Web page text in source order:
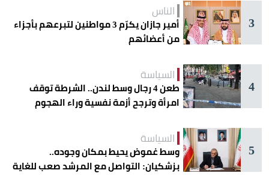
3
الناس
أمير جازان يكرّم 3 مواطنين لتبرعهم بأجزاء
من أعضائهم
4
السياسة
طعن 4 رجال وسط لندن.. الشرطة توقف
امرأة وترجح أزمة نفسية وراء الهجوم
5
السياسة
وسط غموض يحيط بمكان وجوده..
بزشكيان: التواصل مع المرشد صعب للغاية